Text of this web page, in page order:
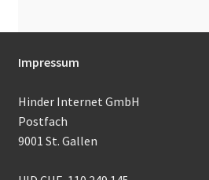
Impressum
Hinder Internet GmbH
Postfach
9001 St. Gallen